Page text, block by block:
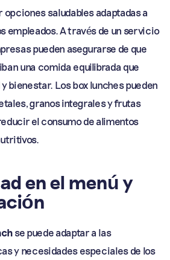
saludables adaptadas a
empleados. A través de un servicio
pueden asegurarse de que
una comida equilibrada que
bienestar. Los box lunches pueden
granos integrales y frutas
el consumo de alimentos
en el menú y
se puede adaptar a las
y necesidades especiales de los